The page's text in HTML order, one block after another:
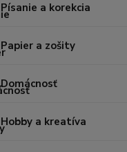
Písanie a korekcia
Papier a zošity
Domácnosť
Hobby a kreatíva